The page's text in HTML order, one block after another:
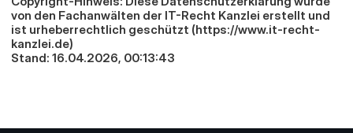
von den Fachanwälten der IT-Recht Kanzlei erstellt und
ist urheberrechtlich geschützt (https://www.it-recht-
kanzlei.de)
Stand: 16.04.2026, 00:13:43